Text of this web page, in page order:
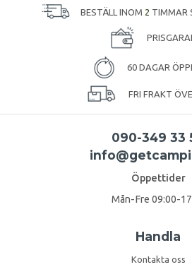
BESTÄLL INOM 2 TIMMAR
60 DAGAR
FRI FRAKT
090-349 33
Öppettider
Mån-Fre 09:00-
Handla
Kontakta oss